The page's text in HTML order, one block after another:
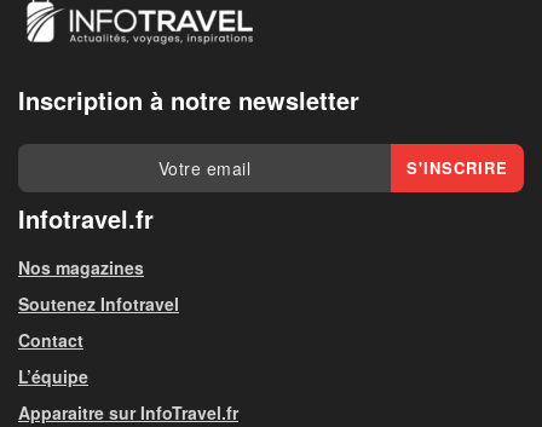
Inscription à notre newsletter
Infotravel.fr
Nos magazines
Soutenez Infotravel
Contact
L’équipe
Apparaitre sur InfoTravel.fr